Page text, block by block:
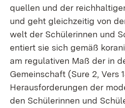
quel­len und der
und geht gleich­zei­tig von
welt der Schü­le­rin­nen und
en­tiert sie sich ge­mäß
am re­gu­la­ti­ven Maß der in
Ge­mein­schaft (Su­re 2, Vers
Her­aus­for­de­run­gen der
den Schü­le­rin­nen und